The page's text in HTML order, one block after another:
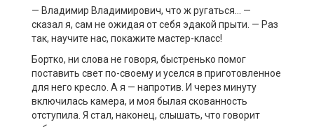
— Владимир Владимирович, что ж ругаться… —
сказал я, сам не ожидая от себя эдакой прыти. — Раз
так, научите нас, покажите мастер-класс!
Бортко, ни слова не говоря, быстренько помог
поставить свет по-своему и уселся в приготовленное
для него кресло. А я — напротив. И через минуту
включилась камера, и моя былая скованность
отступила. Я стал, наконец, слышать, что говорит